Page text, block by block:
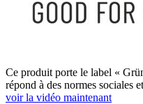
Ce produit porte le label «
répond à des normes sociales
voir la vidéo maintenant